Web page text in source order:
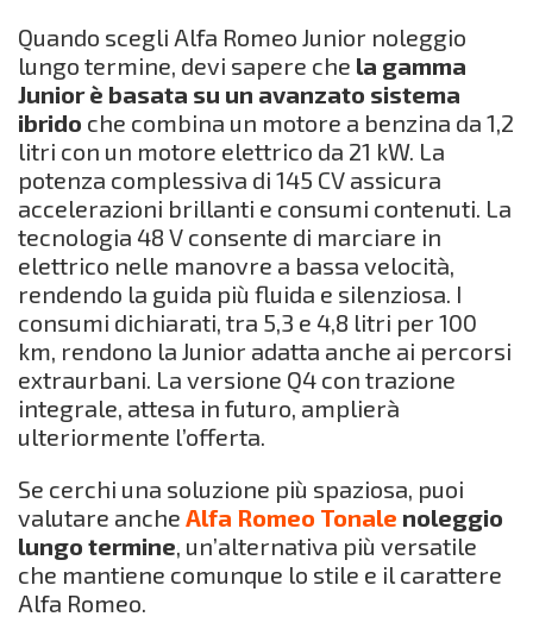
Quando scegli Alfa Romeo Junior noleggio
lungo termine, devi sapere che la gamma
Junior è basata su un avanzato sistema
ibrido che combina un motore a benzina da 1,2
litri con un motore elettrico da 21 kW. La
potenza complessiva di 145 CV assicura
accelerazioni brillanti e consumi contenuti. La
tecnologia 48 V consente di marciare in
elettrico nelle manovre a bassa velocità,
rendendo la guida più fluida e silenziosa. I
consumi dichiarati, tra 5,3 e 4,8 litri per 100
km, rendono la Junior adatta anche ai percorsi
extraurbani. La versione Q4 con trazione
integrale, attesa in futuro, amplierà
ulteriormente l’offerta.
Se cerchi una soluzione più spaziosa, puoi
valutare anche Alfa Romeo Tonale noleggio
lungo termine, un’alternativa più versatile
che mantiene comunque lo stile e il carattere
Alfa Romeo.